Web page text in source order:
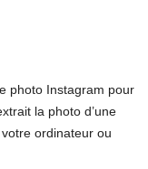
photo Instagram pour
la photo d’une
ordinateur ou